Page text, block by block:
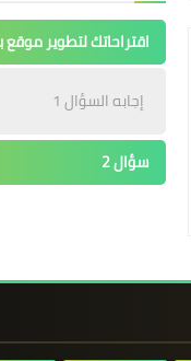
اقتراحاتك لتطوير موقع
إجابه السؤال 1
سؤال 2